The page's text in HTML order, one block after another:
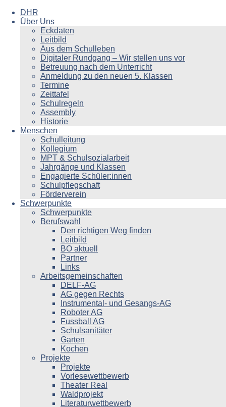
DHR
Über Uns
Eckdaten
Leitbild
Aus dem Schulleben
Digitaler Rundgang – Wir stellen uns vor
Betreuung nach dem Unterricht
Anmeldung zu den neuen 5. Klassen
Termine
Zeittafel
Schulregeln
Assembly
Historie
Menschen
Schulleitung
Kollegium
MPT & Schulsozialarbeit
Jahrgänge und Klassen
Engagierte Schüler:innen
Schulpflegschaft
Förderverein
Schwerpunkte
Schwerpunkte
Berufswahl
Den richtigen Weg finden
Leitbild
BO aktuell
Partner
Links
Arbeitsgemeinschaften
DELF-AG
AG gegen Rechts
Instrumental- und Gesangs-AG
Roboter AG
Fussball AG
Schulsanitäter
Garten
Kochen
Projekte
Projekte
Vorlesewettbewerb
Theater Real
Waldprojekt
Literaturwettbewerb